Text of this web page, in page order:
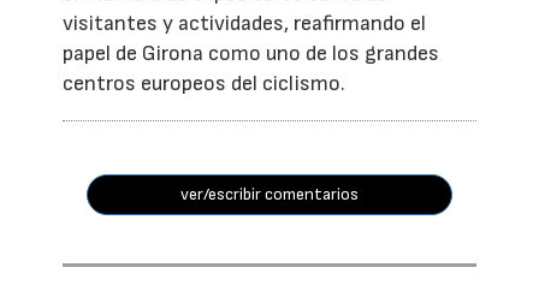
visitantes y actividades, reafirmando el
papel de Girona como uno de los grandes
centros europeos del ciclismo.
ver/escribir comentarios